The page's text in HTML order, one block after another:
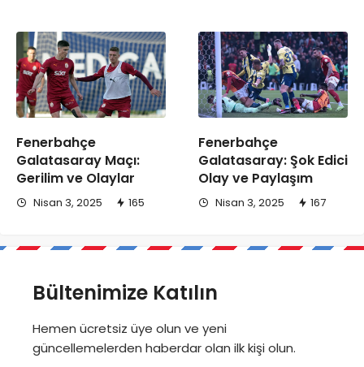
Fenerbahçe
Galatasaray Maçı:
Gerilim ve Olaylar
Nisan 3, 2025 165
Fenerbahçe
Galatasaray: Şok Edici
Olay ve Paylaşım
Nisan 3, 2025 167
Bültenimize Katılın
Hemen ücretsiz üye olun ve yeni
güncellemelerden haberdar olan ilk kişi olun.